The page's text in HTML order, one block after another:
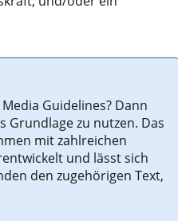
Guidelines? Dann
Grundlage zu nutzen. Das
mit zahlreichen
und lässt sich
den zugehörigen Text,